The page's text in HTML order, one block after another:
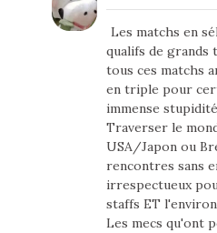
Les matchs en
qualifs de grands
tous ces matchs
en triple pour
immense
Traverser le
USA/Japon ou
rencontres sans
irrespectueux
staffs ET
Les mecs qu'ont